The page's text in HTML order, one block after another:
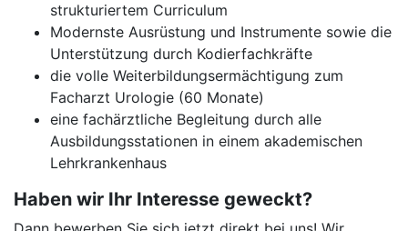
strukturiertem Curriculum
Modernste Ausrüstung und Instrumente sowie die
Unterstützung durch Kodierfachkräfte
die volle Weiterbildungsermächtigung zum
Facharzt Urologie (60 Monate)
eine fachärztliche Begleitung durch alle
Ausbildungsstationen in einem akademischen
Lehrkrankenhaus
Haben wir Ihr Interesse geweckt?